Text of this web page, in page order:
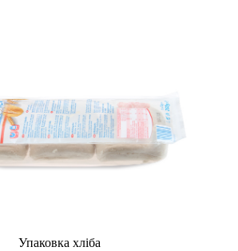
Упаковка хліба